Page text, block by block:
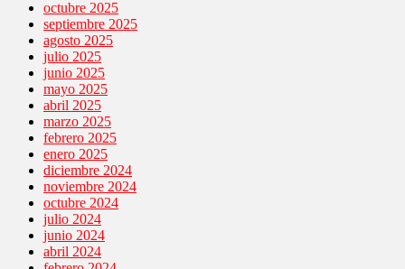
octubre 2025
septiembre 2025
agosto 2025
julio 2025
junio 2025
mayo 2025
abril 2025
marzo 2025
febrero 2025
enero 2025
diciembre 2024
noviembre 2024
octubre 2024
julio 2024
junio 2024
abril 2024